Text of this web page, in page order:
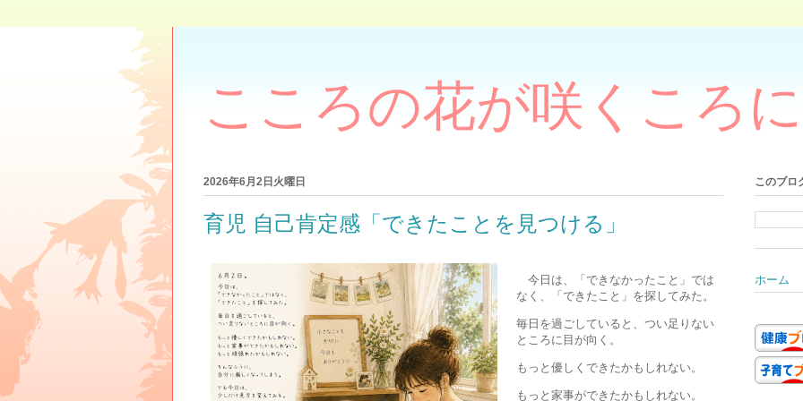
こころの花が咲くころに
2026年6月2日火曜日
育児 自己肯定感「できたことを見つける」
今日は、「できなかったこと」では
なく、「できたこと」を探してみた。
毎日を過ごしていると、つい足りない
ところに目が向く。
もっと優しくできたかもしれない。
もっと家事ができたかもしれない。
このブロ
ホーム